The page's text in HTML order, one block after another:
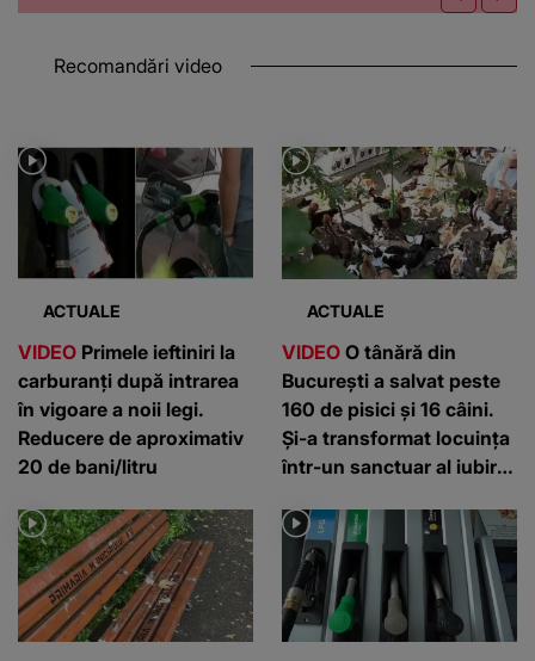
Recomandări video
ACTUALE
VIDEO Primele ieftiniri la
carburanți după intrarea
în vigoare a noii legi.
Reducere de aproximativ
20 de bani/litru
ACTUALE
VIDEO O tânără din
București a salvat peste
160 de pisici și 16 câini.
Și-a transformat locuința
într-un sanctuar al iubirii